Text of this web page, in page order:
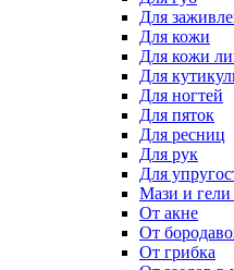
Для
Для кожи
Для кожи
Для
Для ногтей
Для пяток
Для ресниц
Для рук
Для
Мази и
От акне
От
От грибка